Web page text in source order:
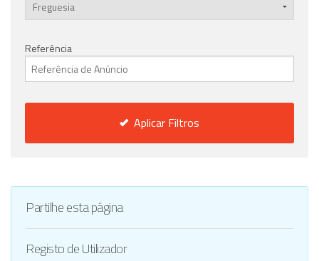
Referência
Aplicar Filtros
Partilhe esta página
Registo de Utilizador